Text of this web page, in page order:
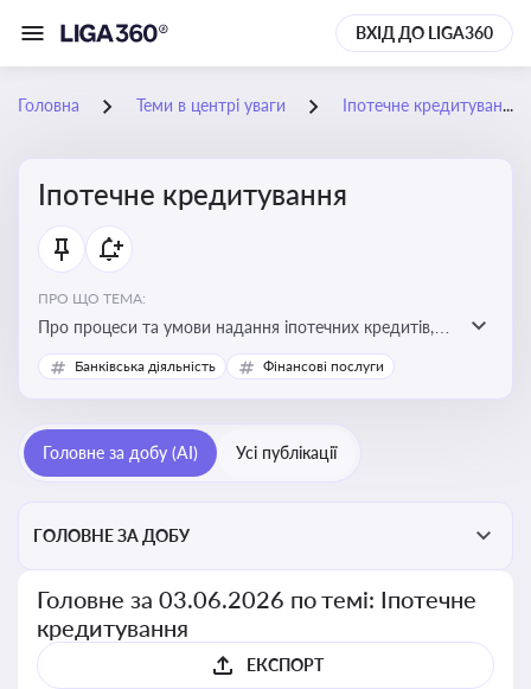
ВХІД ДО LIGA360
Головна Теми в центрі уваги Іпотечне кредитування
Іпотечне кредитування
ПРО ЩО ТЕМА:
Про процеси та умови надання іпотечних кредитів,
зміни у законодавстві та тенденції на ринку житла
Банківська діяльність Фінансові послуги
Головне за добу (AI) Усі публікації
ГОЛОВНЕ ЗА ДОБУ
Головне за 03.06.2026 по темі: Іпотечне
кредитування
ЕКСПОРТ